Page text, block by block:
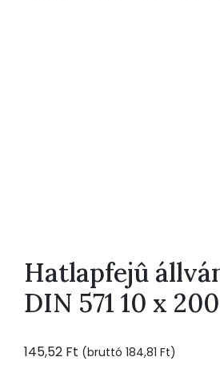
Hatlapfejû
DIN 571 10 x
145,52 Ft (bruttó 184,81 Ft)